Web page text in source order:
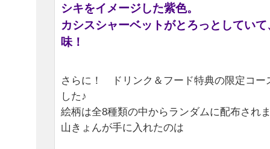
シキをイメージした紫色。
カシスシャーベットがとろっとしてい
味！
さらに！ ドリンク＆フード特典の限定コー
した♪
絵柄は全8種類の中からランダムに配布され
山きょんが手に入れたのは